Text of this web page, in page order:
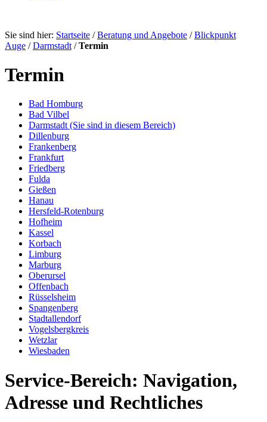
Sie sind hier: Startseite / Beratung und Angebote /Blickpunkt
Auge /Darmstadt /Termin
Termin
Bad Homburg
Bad Vilbel
Darmstadt(Sie sind in diesem Bereich)
Dillenburg
Frankenberg
Frankfurt
Friedberg
Fulda
Gießen
Hanau
Hersfeld-Rotenburg
Hofheim
Kassel
Korbach
Limburg
Marburg
Oberursel
Offenbach
Rüsselsheim
Spangenberg
Stadtallendorf
Vogelsbergkreis
Wetzlar
Wiesbaden
Service-Bereich: Navigation,
Adresse und Rechtliches